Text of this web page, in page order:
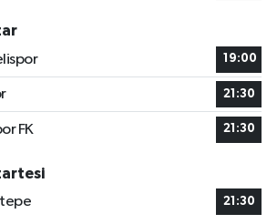
19:00
21:30
FK 21:30
21:30